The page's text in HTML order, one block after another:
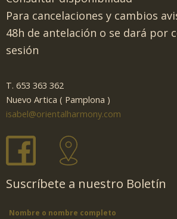
Para cancelaciones y cambios
48h de antelación o se dará por
sesión
T. 653 363 362
Nuevo Artica ( Pamplona )
isabel@orientalharmony.com
Suscríbete a nuestro Boletín
Nombre o nombre completo